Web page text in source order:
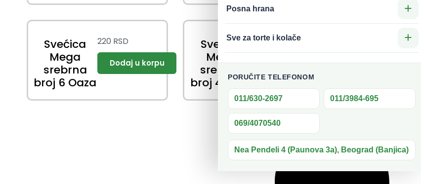
Posna hrana +
Sve za torte i kolače +
PORUČITE TELEFONOM
011/630-2697 011/3984-695
069/4070540
Nea Pendeli 4 (Paunova 3a), Beograd (Banjica)
Svećica
Mega
srebrna
broj 6 Oaza
220 RSD
Svećica
Mega
srebrna
broj 4 Oaza
220RSD
Mega
220